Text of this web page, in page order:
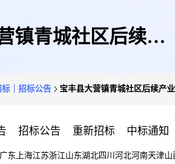
镇青城社区后续产
标｜招标公告 宝丰县大营镇青城社区后续产
招标公告 重新招标 中标通知
广东 上海江苏浙江山东湖北四川 河北河南天津山